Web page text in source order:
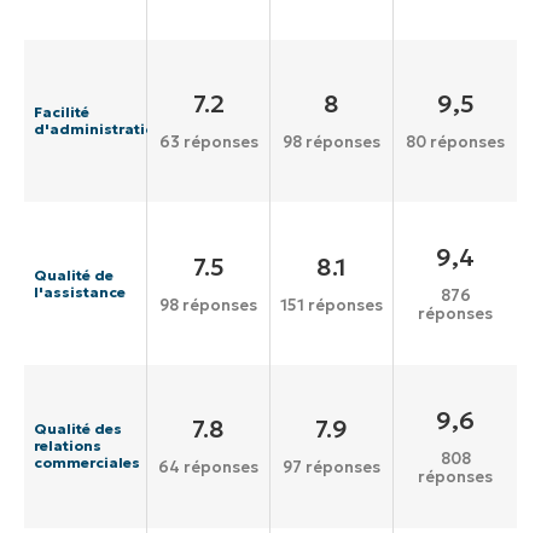
Facilité
d'administration
7.2
63 réponses
8
98 réponses
9,5
80 réponses
Qualité de
l'assistance
7.5
98 réponses
8.1
151 réponses
9,4
876
réponses
Qualité des
relations
commerciales
7.8
64 réponses
7.9
97 réponses
9,6
808
réponses